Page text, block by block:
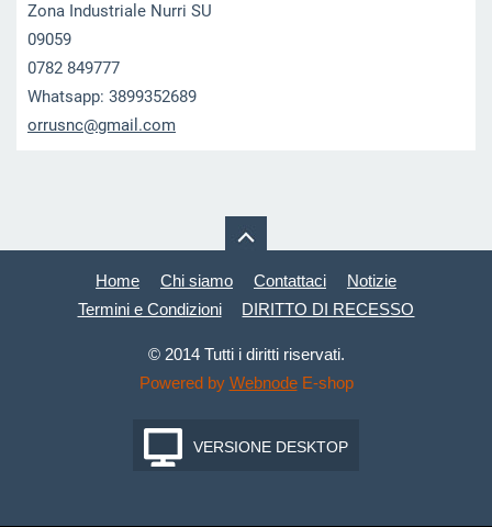
Zona Industriale Nurri SU
09059
0782 849777
Whatsapp: 3899352689
orrusnc@gmail.com
Home Chi siamo Contattaci
Notizie
Termini e Condizioni
DIRITTO DI RECESSO
© 2014 Tutti i diritti riservati.
Powered by WebnodeE-shop
VERSIONE DESKTOP